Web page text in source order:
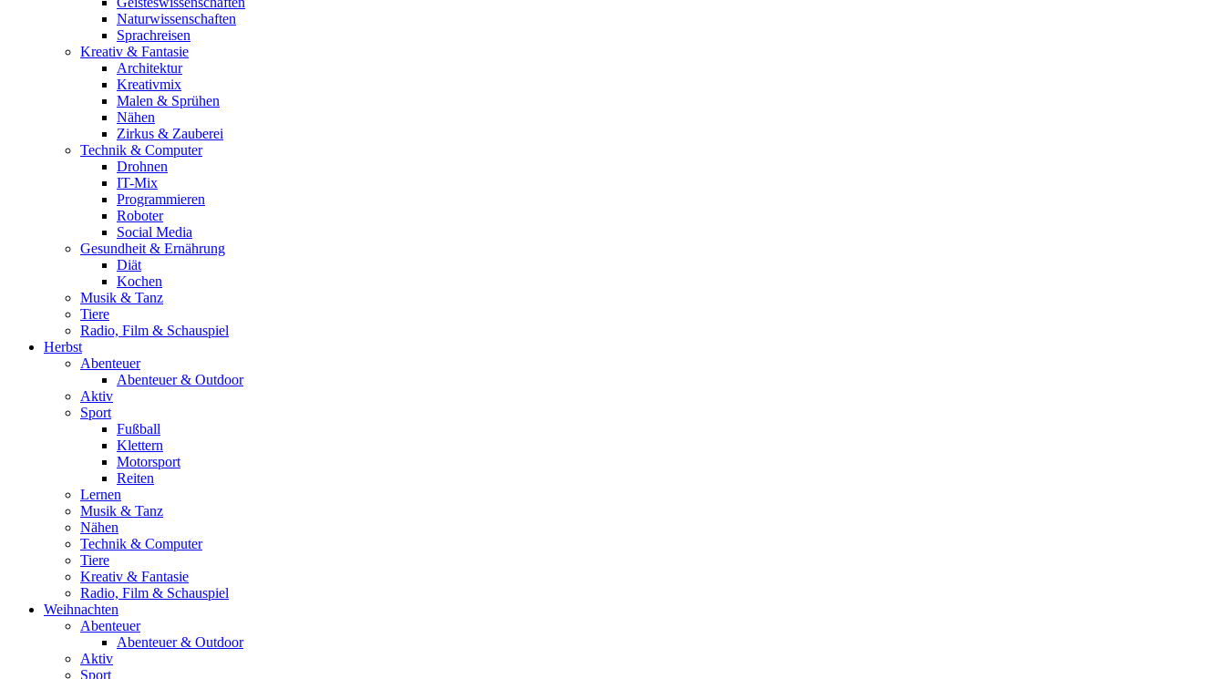
Naturwissenschaften
Sprachreisen
Kreativ & Fantasie
Architektur
Kreativmix
Malen & Sprühen
Nähen
Zirkus & Zauberei
Technik & Computer
Drohnen
IT-Mix
Programmieren
Roboter
Social Media
Gesundheit & Ernährung
Diät
Kochen
Musik & Tanz
Tiere
Radio, Film & Schauspiel
Herbst
Abenteuer
Abenteuer & Outdoor
Aktiv
Sport
Fußball
Klettern
Motorsport
Reiten
Lernen
Musik & Tanz
Nähen
Technik & Computer
Tiere
Kreativ & Fantasie
Radio, Film & Schauspiel
Weihnachten
Abenteuer
Abenteuer & Outdoor
Aktiv
Sport